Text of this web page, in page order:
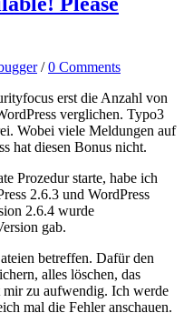
/0 Comments
erst die Anzahl von
verglichen. Typo3
Wobei viele Meldungen auf
hat diesen Bonus nicht.
Prozedur starte, habe ich
2.6.3 und WordPress
2.6.4 wurde
gab.
betreffen. Dafür den
alles löschen, das
mir zu aufwendig. Ich werde
mal die Fehler anschauen.